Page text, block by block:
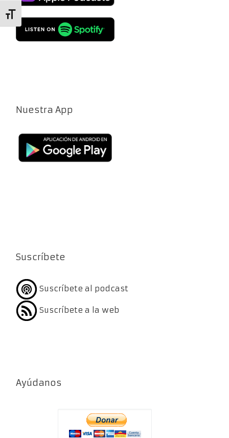
Alternar tamaño de letra
Nuestra App
Suscríbete
Suscríbete al podcast
Suscríbete a la web
Ayúdanos